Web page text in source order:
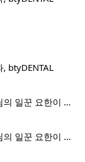
btyDENTAL
진짜가 나타났다! 30년 경력 건축가, 하나님의 일꾼 요한이 책임 시공합니다.
진짜가 나타났다! 30년 경력 건축가, 하나님의 일꾼 요한이 책임 시공합니다.